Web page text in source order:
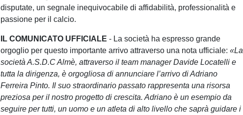
disputate, un segnale inequivocabile di affidabilità, professionalità e
passione per il calcio.
IL COMUNICATO UFFICIALE- La società ha espresso grande
orgoglio per questo importante arrivo attraverso una nota ufficiale:«La
società A.S.D.C Almè, attraverso il team manager Davide Locatelli e
tutta la dirigenza, è orgogliosa di annunciare l’arrivo di Adriano
Ferreira Pinto. Il suo straordinario passato rappresenta una risorsa
preziosa per il nostro progetto di crescita. Adriano è un esempio da
seguire per tutti, un uomo e un atleta di alto livello che saprà guidare i